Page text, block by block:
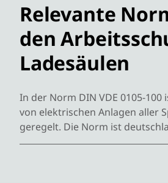
Relevante
den
Ladesäulen
In der Norm DIN VDE 0105-100
von elektrischen Anlagen aller
geregelt. Die Norm ist